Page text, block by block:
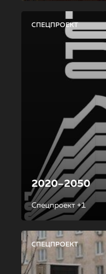
СПЕЦПРОЕКТ
2020–2050
Спецпроект +1
СПЕЦПРОЕКТ